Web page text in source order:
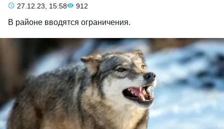
27.12.23, 15:58 912
В районе вводятся ограничения.